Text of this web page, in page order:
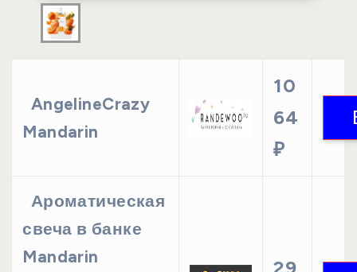
AngelineCrazy
Mandarin
10
64
₽
Ароматическая
свеча в банке
Mandarin